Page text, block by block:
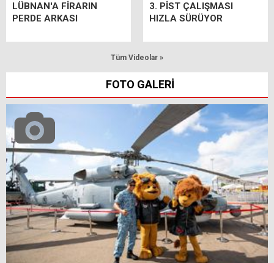
LÜBNAN'A FİRARIN
PERDE ARKASI
3. PİST ÇALIŞMASI
HIZLA SÜRÜYOR
Tüm Videolar »
FOTO GALERİ